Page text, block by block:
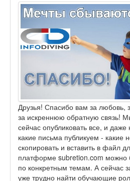
Друзья! Спасибо вам за любовь,
за искреннюю обратную связь!
сейчас опубликовать все, и даже
какие письма публикуем - какие
скопировать и вставить в файл
платформе subretion.com можно
по конкретным темам. А сейчас
уже трудно найти обучающие